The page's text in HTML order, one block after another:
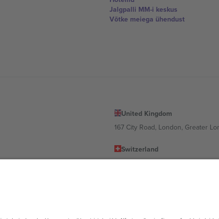
Jalgpalli MM-i keskus
Võtke meiega ühendust
United Kingdom
167 City Road, London, Greater
States
Switzerland
Dorfstrasse 52a, 6390 Engelberg,